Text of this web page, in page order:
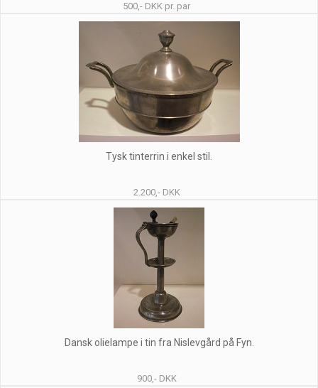
500,- DKK pr. par
Tysk tinterrin i enkel stil.
2.200,- DKK
Dansk olielampe i tin fra Nislevgård på Fyn.
900,- DKK